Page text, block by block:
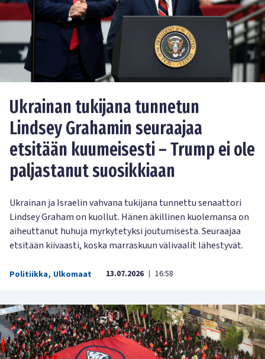
Ukrainan tukijana tunnetun
Lindsey Grahamin seuraajaa
etsitään kuumeisesti – Trump ei ole
paljastanut suosikkiaan
Ukrainan ja Israelin vahvana tukijana tunnettu senaattori
Lindsey Graham on kuollut. Hänen äkillinen kuolemansa on
aiheuttanut huhuja myrkytetyksi joutumisesta. Seuraajaa
etsitään kiivaasti, koska marraskuun välivaalit lähestyvät.
Politiikka, Ulkomaat 13.07.2026 | 16:58